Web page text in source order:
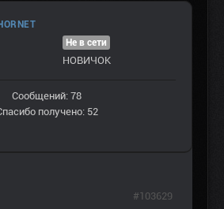
Не в сети
НОВИЧОК
Сообщений: 78
получено: 52
#103629